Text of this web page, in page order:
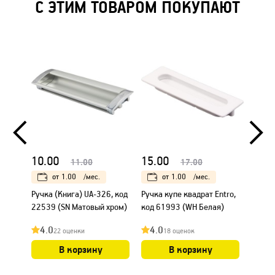
С ЭТИМ ТОВАРОМ ПОКУПАЮТ
10.00 11.00
от 1.00 /мес.
Ручка (Книга) UA-326, код
22539 (SN Матовый хром)
4.022 оценки
В корзину
15.00 17.00
от 1.00 /мес.
Ручка купе квадрат Entro,
код 61993 (WH Белая)
4.018 оценок
В корзину